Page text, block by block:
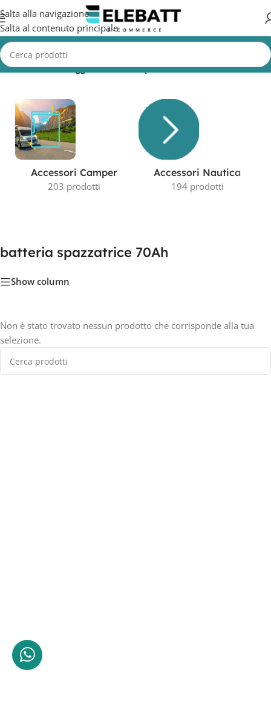
Salta alla navigazione
Salta al contenuto principale
Home/Prodotti taggati “batteria spazzatrice 70Ah”
Accessori Camper
203 prodotti
Accessori Nautica
194 prodotti
batteria spazzatrice 70Ah
Show column
Non è stato trovato nessun prodotto che corrisponde alla tua
selezione.